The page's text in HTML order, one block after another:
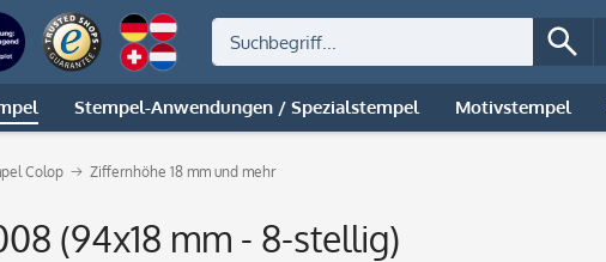
Stempel-Anwendungen / Spezialstempel Motivstempel
Colop Ziffernhöhe 18 mm und mehr
(94x18 mm - 8-stellig)